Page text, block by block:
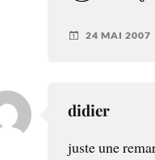
24 MAI 2007
didier
juste une